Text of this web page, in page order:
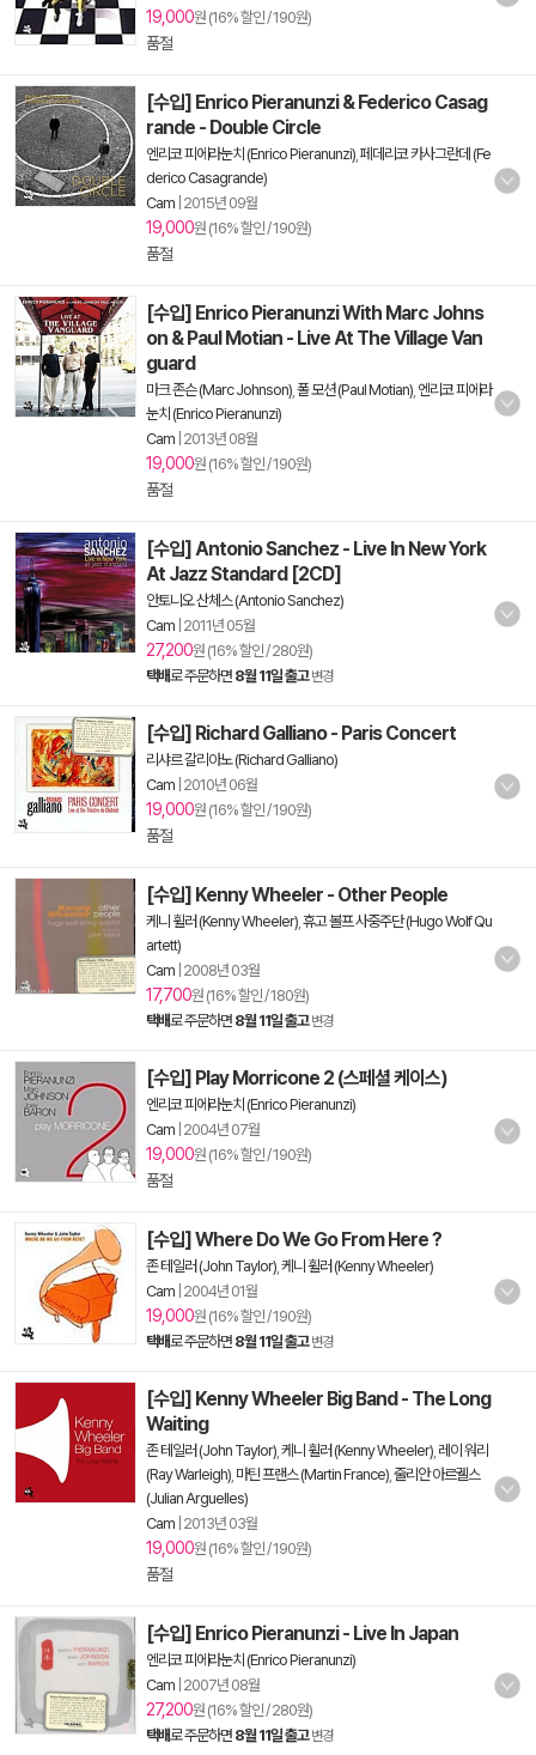
19,000원 (16% 할인 / 190원)
품절
[수입] Enrico Pieranunzi & Federico Casag
rande - Double Circle
엔리코 피에라눈치 (Enrico Pieranunzi) 페데리코 카사그란데 (Fe
derico Casagrande)
Cam 2015년 09월
19,000원 (16% 할인 / 190원)
품절
[수입] Enrico Pieranunzi With Marc Johns
on & Paul Motian - Live At The Village Van
guard
마크 존슨 (Marc Johnson) 폴 모션 (Paul Motian) 엔리코 피에라
눈치 (Enrico Pieranunzi)
Cam 2013년 08월
19,000원 (16% 할인 / 190원)
품절
[수입] Antonio Sanchez - Live In New York
At Jazz Standard [2CD]
안토니오 산체스 (Antonio Sanchez)
Cam 2011년 05월
27,200원 (16% 할인 / 280원)
택배로 주문하면 8월 11일 출고 변경
[수입] Richard Galliano - Paris Concert
리샤르 갈리아노 (Richard Galliano)
Cam 2010년 06월
19,000원 (16% 할인 / 190원)
품절
[수입] Kenny Wheeler - Other People
케니 휠러 (Kenny Wheeler) 휴고 볼프 사중주단 (Hugo Wolf Qu
artett)
Cam 2008년 03월
17,700원 (16% 할인 / 180원)
택배로 주문하면 8월 11일 출고 변경
[수입] Play Morricone 2 (스페셜 케이스)
엔리코 피에라눈치 (Enrico Pieranunzi)
Cam 2004년 07월
19,000원 (16% 할인 / 190원)
품절
[수입] Where Do We Go From Here ?
존 테일러 (John Taylor) 케니 휠러 (Kenny Wheeler)
Cam 2004년 01월
19,000원 (16% 할인 / 190원)
택배로 주문하면 8월 11일 출고 변경
[수입] Kenny Wheeler Big Band - The Long
Waiting
존 테일러 (John Taylor) 케니 휠러 (Kenny Wheeler) 레이 워리
(Ray Warleigh) 마틴 프랜스 (Martin France) 줄리안 아르궬스
(Julian Arguelles)
Cam 2013년 03월
19,000원 (16% 할인 / 190원)
품절
[수입] Enrico Pieranunzi - Live In Japan
엔리코 피에라눈치 (Enrico Pieranunzi)
Cam 2007년 08월
27,200원 (16% 할인 / 280원)
택배로 주문하면 8월 11일 출고 변경